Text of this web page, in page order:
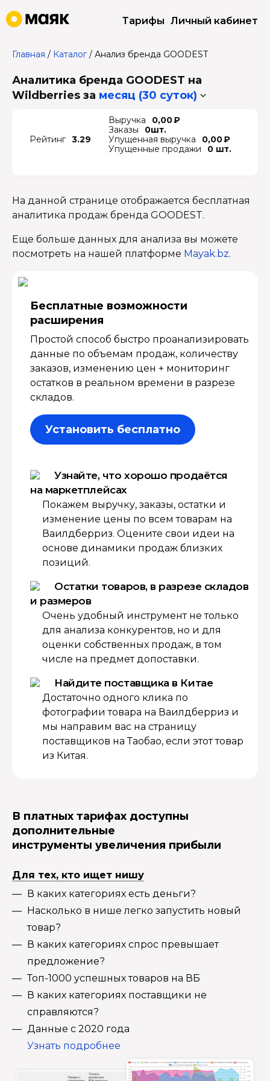
Тарифы Личный кабинет
Главная / Каталог/ Анализ бренда GOODEST
Аналитика бренда GOODEST на
Wildberries за месяц (30 суток)
Рейтинг 3.29
Выручка
0,00 ₽
Заказы
0шт.
Упущенная выручка
0,00 ₽
Упущенные продажи
0 шт.
На данной странице отображается бесплатная
аналитика продаж бренда GOODEST.
Еще больше данных для анализа вы можете
посмотреть на нашей платформе Mayak.bz.
Бесплатные возмож­ности
расширения
Простой способ быстро проанализировать
данные по объемам продаж, количеству
заказов, изменению цен + мониторинг
остатков в реальном времени в разрезе
складов.
Установить бесплатно
Узнайте, что хорошо продаётся
на маркетплейсах
Покажем выручку, заказы, остатки и
изменение цены по всем товарам на
Ваилдберриз. Оцените свои идеи на
основе динамики продаж близких
позиций.
Остатки товаров, в разрезе складов
и размеров
Очень удобный инструмент не только
для анализа конкурентов, но и для
оценки собственных продаж, в том
числе на предмет допоставки.
Найдите поставщика в Китае
Достаточно одного клика по
фотографии товара на Ваилдберриз и
мы направим вас на страницу
поставщиков на Таобао, если этот товар
из Китая.
В платных тарифах доступны
дополнительные
инструменты увеличения прибыли
Для тех, кто ищет нишу
В каких категориях есть деньги?
Насколько в нише легко запустить новый
товар?
В каких категориях спрос превышает
предложение?
Топ-1000 успешных товаров на ВБ
В каких категориях поставщики не
справляются?
Данные с 2020 года
Узнать подробнее